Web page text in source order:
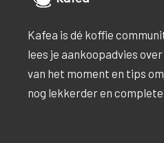
Kafea is dé koffie
lees je aankoopadvies
van het moment en tips
nog lekkerder en